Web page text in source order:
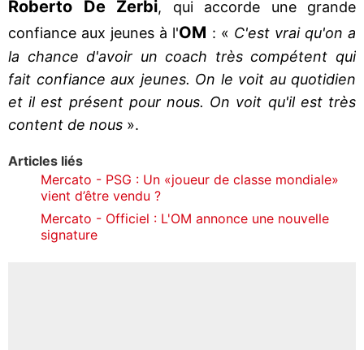
Roberto De Zerbi, qui accorde une grande
confiance aux jeunes à l'OM : « C'est vrai qu'on a
la chance d'avoir un coach très compétent qui
fait confiance aux jeunes. On le voit au quotidien
et il est présent pour nous. On voit qu'il est très
content de nous ».
Articles liés
Mercato - PSG : Un «joueur de classe mondiale»
vient d’être vendu ?
Mercato - Officiel : L'OM annonce une nouvelle
signature